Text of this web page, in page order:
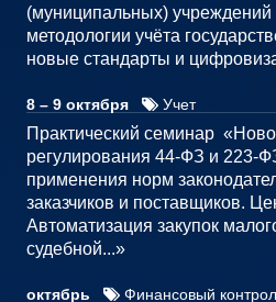
(муниципальных)
методологии учёта
новые стандарты и
8 – 9 октября Учет
Практический семинар
регулирования 44-ФЗ и 223-
применения норм
заказчиков и поставщиков.
Автоматизация закупок
судебной...»
октябрь Финансовый